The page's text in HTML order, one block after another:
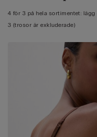
4 för 3 på hela sortimentet:
3 (trosor är exkluderade)